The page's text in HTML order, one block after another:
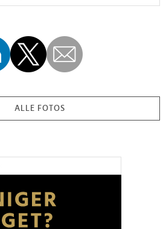
ALLE FOTOS